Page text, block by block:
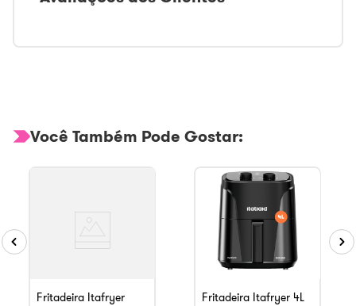
Você Também Pode Gostar:
Fritadeira Itafryer
Fritadeira Itafryer 4L